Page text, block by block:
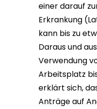
einer darauf
Erkrankung
kann bis zu
Daraus und
Verwendung
Arbeitsplatz
erklärt sich,
Anträge auf